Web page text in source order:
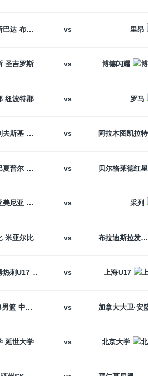
布拉格斯巴达 vs 里昂
圣吉罗斯 vs 博德闪耀
纽波特郡 vs 罗马
索菲亚利夫斯基
vs
贝尔谢巴夏普尔
vs
阿拉特亚美尼亚
vs 采列
米亚尔比 vs 布拉迪斯拉发
托特纳姆热刺U17
vs 上海U17
中国U18男篮 vs
延世大学 vs 北京大学